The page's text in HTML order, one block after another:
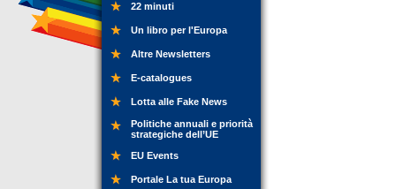
22 minuti
Un libro per l'Europa
Altre Newsletters
E-catalogues
Lotta alle Fake News
Politiche annuali e priorità
strategiche dell’UE
EU Events
Portale La tua Europa